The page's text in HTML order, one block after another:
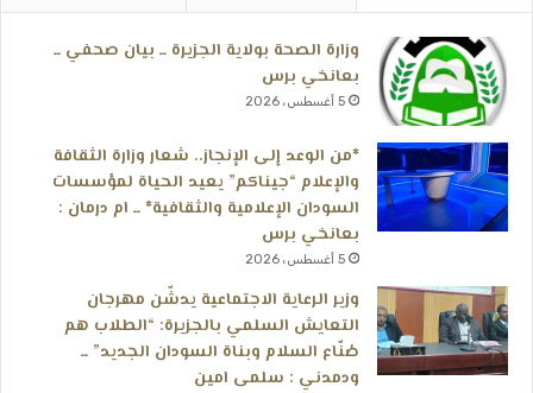
وزارة الصحة بولاية الجزيرة ــ بيان صحفي ــ
بعانخي برس
5 أغسطس، 2026
*من الوعد إلى الإنجاز.. شعار وزارة الثقافة
والإعلام “جيناكم” يعيد الحياة لمؤسسات
السودان الإعلامية والثقافية* ــ ام درمان :
بعانخي برس
5 أغسطس، 2026
وزير الرعاية الاجتماعية يدشّن مهرجان
التعايش السلمي بالجزيرة: “الطلاب هم
صُنّاع السلام وبناة السودان الجديد” ــ
ودمدني : سلمى امين